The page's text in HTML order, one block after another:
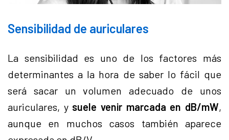
Sensibilidad de auriculares
La sensibilidad es uno de los factores más
determinantes a la hora de saber lo fácil que
será sacar un volumen adecuado de unos
auriculares, y suele venir marcada en dB/mW,
aunque en muchos casos también aparece